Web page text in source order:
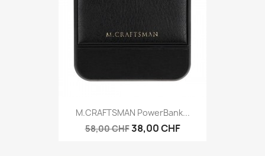
M.CRAFTSMAN PowerBank...
58,00 CHF38,00 CHF